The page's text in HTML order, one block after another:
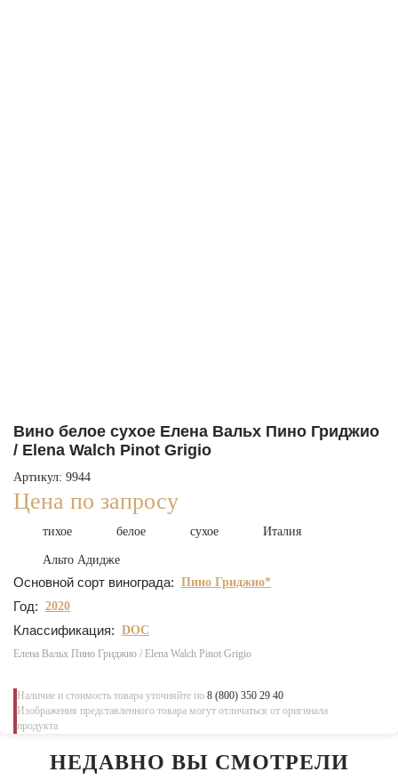
Вино белое сухое Елена Вальх Пино Гриджио
/ Elena Walch Pinot Grigio
Артикул: 9944
Цена по запросу
тихое белое сухое Италия
Альто Адидже
Основной сорт винограда: Пино Гриджио*
Год: 2020
Классификация: DOC
Елена Вальх Пино Гриджио / Elena Walch Pinot Grigio
Наличие и стоимость товара уточняйте по 8 (800) 350 29 40
Изображения представленного товара могут отличаться от оригинала
продукта
НЕДАВНО ВЫ СМОТРЕЛИ